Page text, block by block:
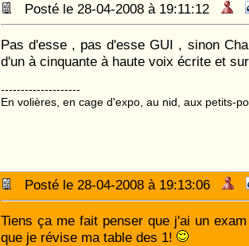
Posté le 28-04-2008 à 19:11:12
Pas d'esse , pas d'esse GUI , sinon
d'un à cinquante à haute voix écrite et
--------------------
En volières, en cage d'expo, au nid, aux petits-
Posté le 28-04-2008 à 19:13:06
Tiens ça me fait penser que j'ai un
que je révise ma table des 1!